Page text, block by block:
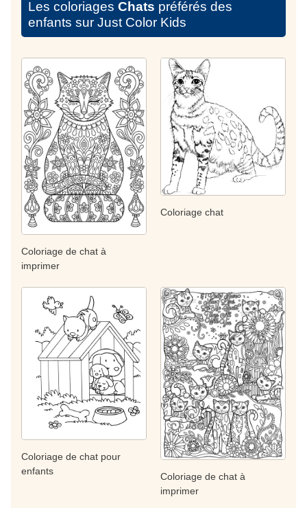
Les coloriages Chats préférés des
enfants sur Just Color Kids
Coloriage de chat à
imprimer
Coloriage chat
Coloriage de chat pour
enfants
Coloriage de chat à
imprimer